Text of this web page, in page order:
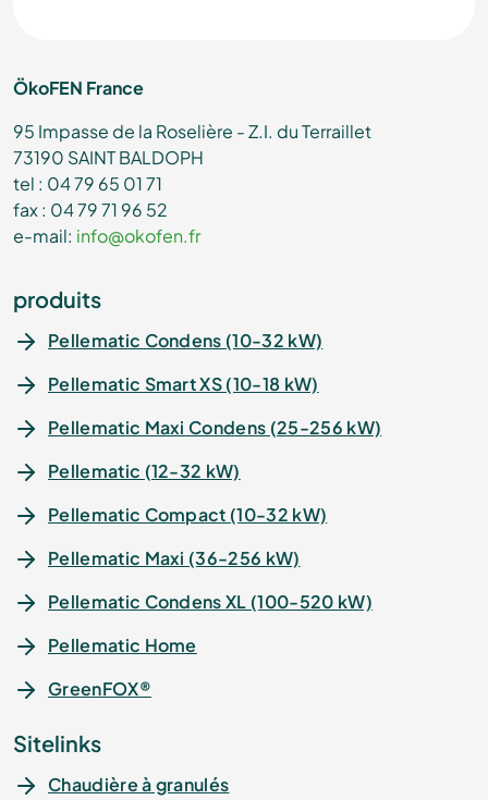
ÖkoFEN France
95 Impasse de la Roselière - Z.I. du Terraillet
73190 SAINT BALDOPH
tel : 04 79 65 01 71
fax : 04 79 71 96 52
e-mail: info@okofen.fr
produits
Pellematic Condens (10-32 kW)
Pellematic Smart XS (10-18 kW)
Pellematic Maxi Condens (25-256 kW)
Pellematic (12-32 kW)
Pellematic Compact (10-32 kW)
Pellematic Maxi (36-256 kW)
Pellematic Condens XL (100-520 kW)
Pellematic Home
GreenFOX®
Sitelinks
Chaudière à granulés